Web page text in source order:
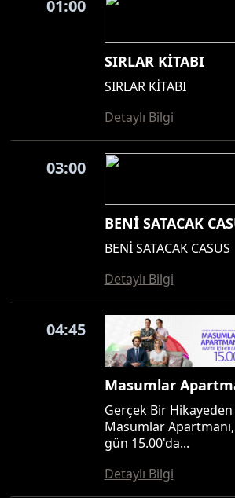
01:00
SIRLAR KİTABI
SIRLAR KİTABI
Detaylı Bilgi
03:00
BENİ SATACAK
BENİ SATACAK CASUS
Detaylı Bilgi
04:45
Masumlar
Gerçek Bir
Masumlar
gün 15.00'da...
Detaylı Bilgi